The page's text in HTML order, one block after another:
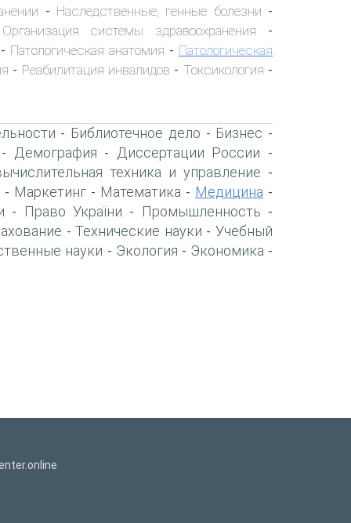
- Наследственные, генные болезни -
Организация системы здравоохранения -
- Патологическая анатомия - Патологическая
- Реабилитация инвалидов - Токсикология -
- Библиотечное дело - Бизнес -
- Демография - Диссертации России -
техника и управление -
- Маркетинг - Математика - Медицина -
- Право України - Промышленность -
-Технические науки -Учебный
науки - Экология - Экономика -